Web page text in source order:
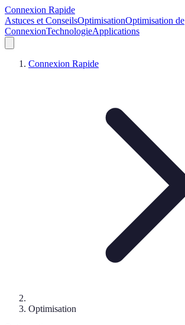
Connexion Rapide
Astuces et ConseilsOptimisationOptimisation de
ConnexionTechnologieApplications
Connexion Rapide
Optimisation